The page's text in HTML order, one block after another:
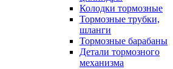
Колодки тормозные
Тормозные трубки,
шланги
Тормозные барабаны
Детали тормозного
механизма